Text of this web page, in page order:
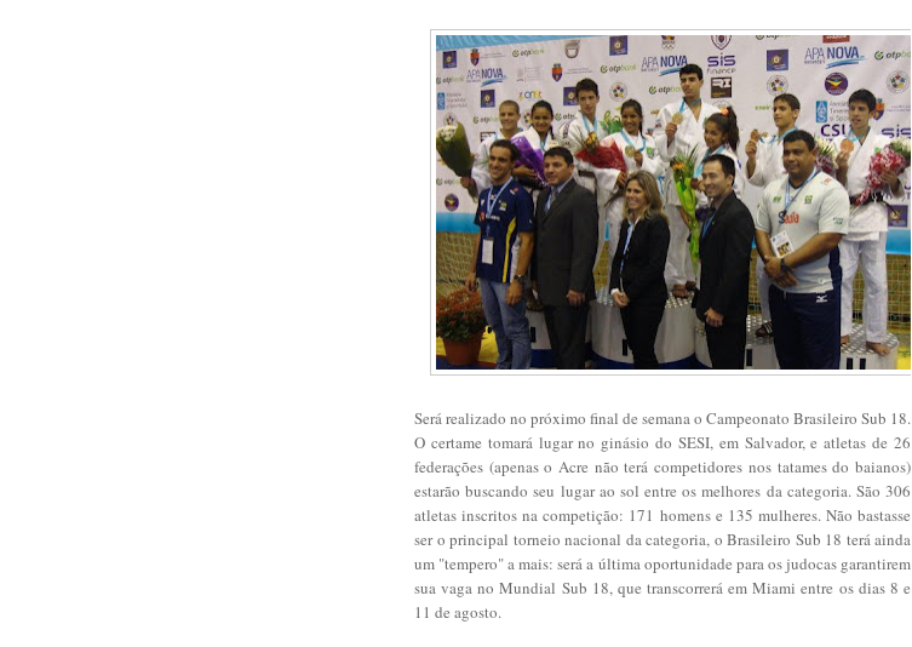
Será realizado no próximo final de semana o Campeonato Brasileiro Sub 18.
O certame tomará lugar no ginásio do SESI, em Salvador, e atletas de 26
federações (apenas o Acre não terá competidores nos tatames do baianos)
estarão buscando seu lugar ao sol entre os melhores da categoria. São 306
atletas inscritos na competição: 171 homens e 135 mulheres. Não bastasse
ser o principal torneio nacional da categoria, o Brasileiro Sub 18 terá ainda
um "tempero" a mais: será a última oportunidade para os judocas garantirem
sua vaga no Mundial Sub 18, que transcorrerá em Miami entre os dias 8 e
11 de agosto.